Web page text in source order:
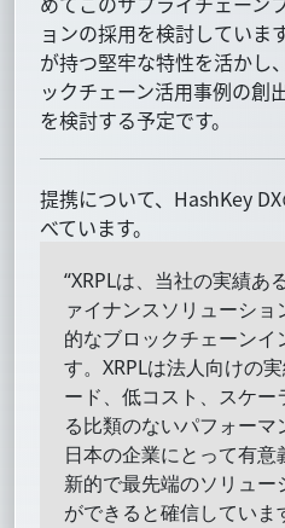
ョンの採用を検討していま
が持つ堅牢な特性を活かし
ックチェーン活用事例の創
を検討する予定です。
提携について、HashKey
べています。
“XRPLは、当社の実績あ
ァイナンスソリューシ
的なブロックチェーン
す。XRPLは法人向けの
ード、低コスト、スケ
る比類のないパフォーマ
日本の企業にとって有
新的で最先端のソリュー
ができると確信していま